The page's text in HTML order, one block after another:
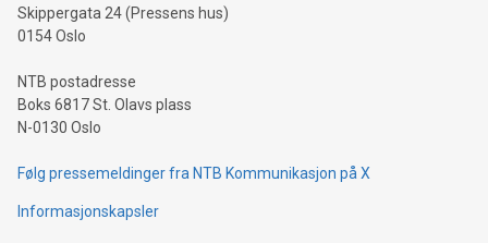
Skippergata 24 (Pressens hus)
0154 Oslo
NTB postadresse
Boks 6817 St. Olavs plass
N-0130 Oslo
Følg pressemeldinger fra NTB Kommunikasjon på X
Informasjonskapsler